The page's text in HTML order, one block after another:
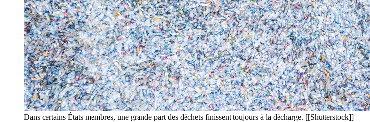
Dans certains États membres, une grande part des déchets finissent toujours à la décharge. [[Shutterstock]]